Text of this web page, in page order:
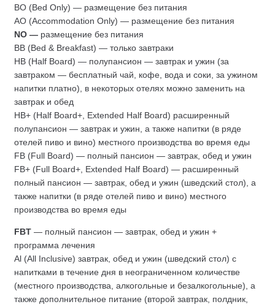
ВО (Bed Only) — размещение без питания
AO (Accommodation Only) — размещение без питания
NO — размещение без питания
BB (Bed & Breakfast) — только завтраки
HB (Half Board) — полупансион — завтрак и ужин (за
завтраком — бесплатный чай, кофе, вода и соки, за ужином
напитки платно), в некоторых отелях можно заменить на
завтрак и обед
HB+ (Half Board+, Extended Half Board) расширенный
полупансион — завтрак и ужин, а также напитки (в ряде
отелей пиво и вино) местного производства во время еды
FB (Full Board) — полный пансион — завтрак, обед и ужин
FB+ (Full Board+, Extended Half Board) — расширенный
полный пансион — завтрак, обед и ужин (шведский стол), а
также напитки (в ряде отелей пиво и вино) местного
производства во время еды
FBT — полный пансион — завтрак, обед и ужин +
программа лечения
Al (All Inclusive) завтрак, обед и ужин (шведский стол) с
напитками в течение дня в неограниченном количестве
(местного производства, алкогольные и безалкогольные), а
также дополнительное питание (второй завтрак, полдник,